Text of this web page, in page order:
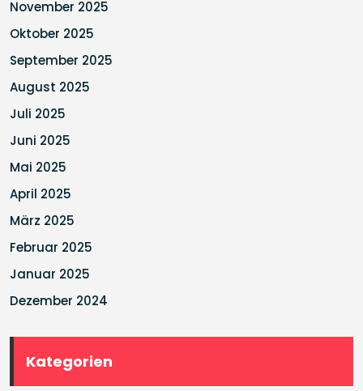
November 2025
Oktober 2025
September 2025
August 2025
Juli 2025
Juni 2025
Mai 2025
April 2025
März 2025
Februar 2025
Januar 2025
Dezember 2024
Kategorien